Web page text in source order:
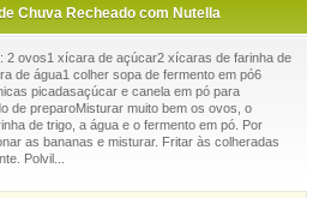
Chuva Recheado com Nutella
2 ovos1 xícara de açúcar2 xícaras de farinha de
de água1 colher sopa de fermento em pó6
picadasaçúcar e canela em pó para
de preparoMisturar muito bem os ovos, o
de trigo, a água e o fermento em pó. Por
as bananas e misturar. Fritar às colheradas
Polvil...